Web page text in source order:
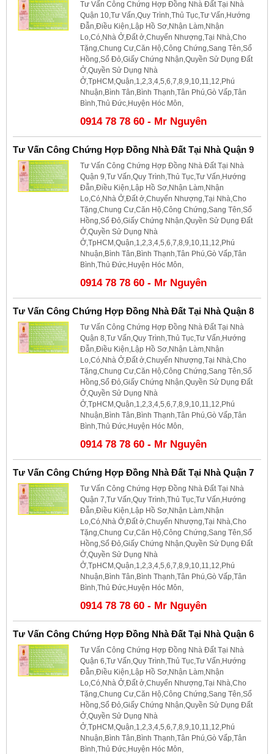
Tư Vấn Công Chứng Hợp Đồng Nhà Đất Tại Nhà
Quận 10,Tư Vấn,Quy Trình,Thủ Tục,Tư Vấn,Hướng
Đẫn,Điều Kiện,Lập Hồ Sơ,Nhận Làm,Nhận
Lo,Có,Nhà Ở,Đất ở,Chuyển Nhượng,Tại Nhà,Cho
Tặng,Chung Cư,Căn Hộ,Công Chứng,Sang Tên,Sổ
Hồng,Sổ Đỏ,Giấy Chứng Nhận,Quyền Sử Dụng Đất
Ở,Quyền Sử Dụng Nhà
Ở,TpHCM,Quận,1,2,3,4,5,6,7,8,9,10,11,12,Phú
Nhuận,Bình Tân,Bình Thạnh,Tân Phú,Gò Vấp,Tân
Bình,Thủ Đức,Huyện Hóc Môn,
0914 78 78 60 - Mr Nguyên
Tư Vấn Công Chứng Hợp Đồng Nhà Đất Tại Nhà Quận 9
Tư Vấn Công Chứng Hợp Đồng Nhà Đất Tại Nhà
Quận 9,Tư Vấn,Quy Trình,Thủ Tục,Tư Vấn,Hướng
Đẫn,Điều Kiện,Lập Hồ Sơ,Nhận Làm,Nhận
Lo,Có,Nhà Ở,Đất ở,Chuyển Nhượng,Tại Nhà,Cho
Tặng,Chung Cư,Căn Hộ,Công Chứng,Sang Tên,Sổ
Hồng,Sổ Đỏ,Giấy Chứng Nhận,Quyền Sử Dụng Đất
Ở,Quyền Sử Dụng Nhà
Ở,TpHCM,Quận,1,2,3,4,5,6,7,8,9,10,11,12,Phú
Nhuận,Bình Tân,Bình Thạnh,Tân Phú,Gò Vấp,Tân
Bình,Thủ Đức,Huyện Hóc Môn,
0914 78 78 60 - Mr Nguyên
Tư Vấn Công Chứng Hợp Đồng Nhà Đất Tại Nhà Quận 8
Tư Vấn Công Chứng Hợp Đồng Nhà Đất Tại Nhà
Quận 8,Tư Vấn,Quy Trình,Thủ Tục,Tư Vấn,Hướng
Đẫn,Điều Kiện,Lập Hồ Sơ,Nhận Làm,Nhận
Lo,Có,Nhà Ở,Đất ở,Chuyển Nhượng,Tại Nhà,Cho
Tặng,Chung Cư,Căn Hộ,Công Chứng,Sang Tên,Sổ
Hồng,Sổ Đỏ,Giấy Chứng Nhận,Quyền Sử Dụng Đất
Ở,Quyền Sử Dụng Nhà
Ở,TpHCM,Quận,1,2,3,4,5,6,7,8,9,10,11,12,Phú
Nhuận,Bình Tân,Bình Thạnh,Tân Phú,Gò Vấp,Tân
Bình,Thủ Đức,Huyện Hóc Môn,
0914 78 78 60 - Mr Nguyên
Tư Vấn Công Chứng Hợp Đồng Nhà Đất Tại Nhà Quận 7
Tư Vấn Công Chứng Hợp Đồng Nhà Đất Tại Nhà
Quận 7,Tư Vấn,Quy Trình,Thủ Tục,Tư Vấn,Hướng
Đẫn,Điều Kiện,Lập Hồ Sơ,Nhận Làm,Nhận
Lo,Có,Nhà Ở,Đất ở,Chuyển Nhượng,Tại Nhà,Cho
Tặng,Chung Cư,Căn Hộ,Công Chứng,Sang Tên,Sổ
Hồng,Sổ Đỏ,Giấy Chứng Nhận,Quyền Sử Dụng Đất
Ở,Quyền Sử Dụng Nhà
Ở,TpHCM,Quận,1,2,3,4,5,6,7,8,9,10,11,12,Phú
Nhuận,Bình Tân,Bình Thạnh,Tân Phú,Gò Vấp,Tân
Bình,Thủ Đức,Huyện Hóc Môn,
0914 78 78 60 - Mr Nguyên
Tư Vấn Công Chứng Hợp Đồng Nhà Đất Tại Nhà Quận 6
Tư Vấn Công Chứng Hợp Đồng Nhà Đất Tại Nhà
Quận 6,Tư Vấn,Quy Trình,Thủ Tục,Tư Vấn,Hướng
Đẫn,Điều Kiện,Lập Hồ Sơ,Nhận Làm,Nhận
Lo,Có,Nhà Ở,Đất ở,Chuyển Nhượng,Tại Nhà,Cho
Tặng,Chung Cư,Căn Hộ,Công Chứng,Sang Tên,Sổ
Hồng,Sổ Đỏ,Giấy Chứng Nhận,Quyền Sử Dụng Đất
Ở,Quyền Sử Dụng Nhà
Ở,TpHCM,Quận,1,2,3,4,5,6,7,8,9,10,11,12,Phú
Nhuận,Bình Tân,Bình Thạnh,Tân Phú,Gò Vấp,Tân
Bình,Thủ Đức,Huyện Hóc Môn,